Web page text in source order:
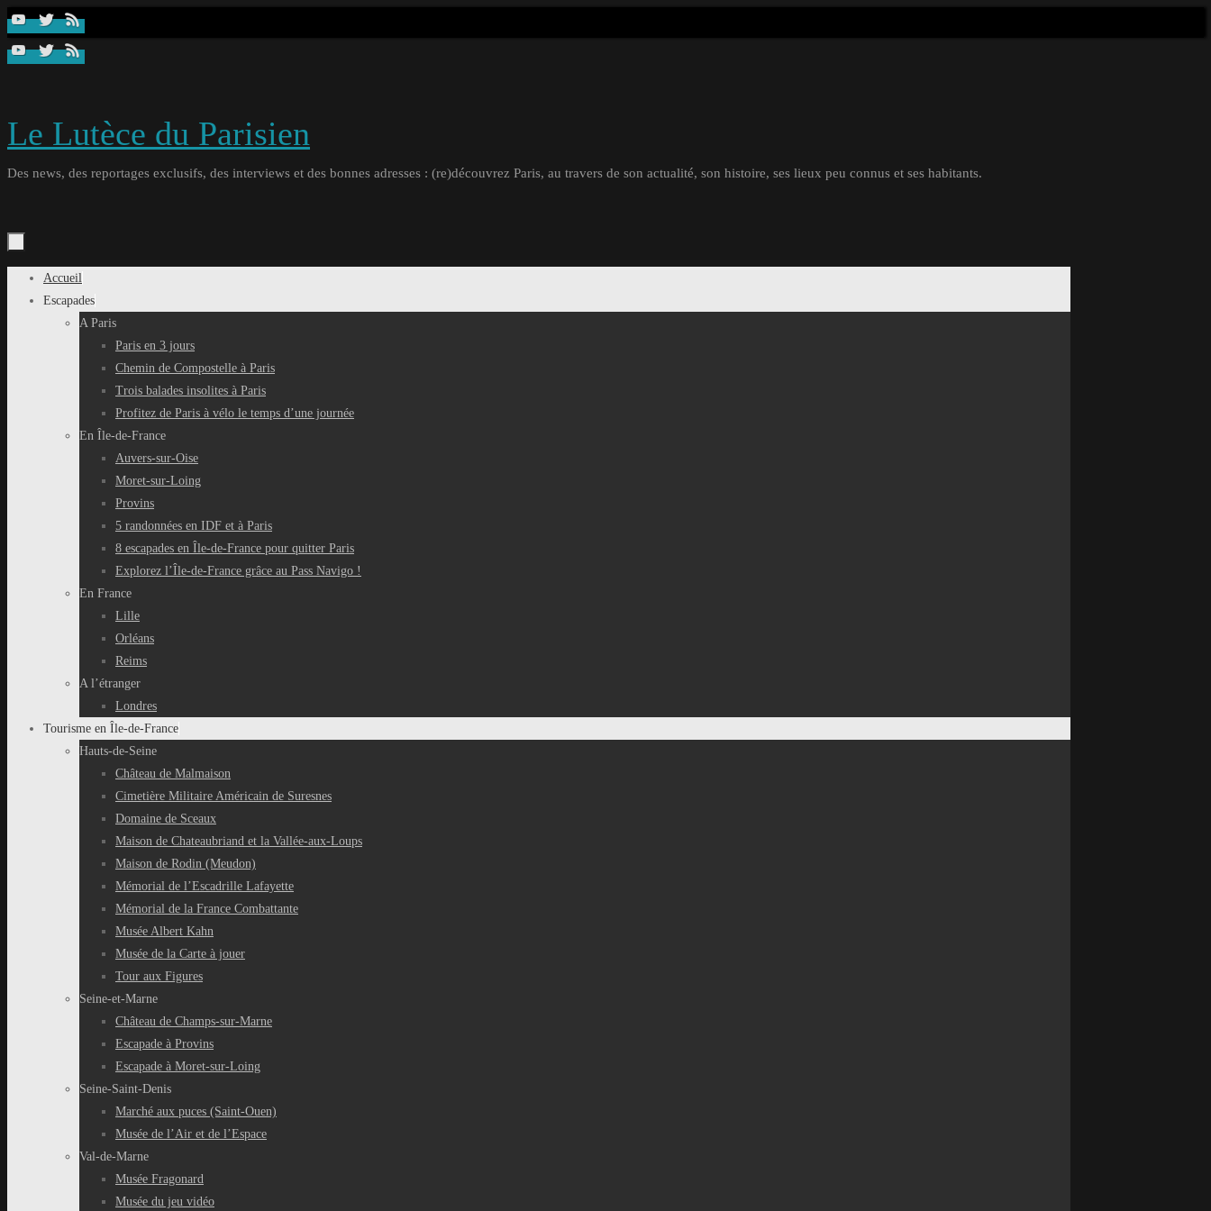
Passer
contenu
Le Lutèce du Parisien
Des news, des reportages exclusifs, des interviews et des bonnes adresses : (re)découvrez Paris, au travers de son actualité, son histoire, ses lieux peu connus et ses habitants.
Passer
Accueil
Escapades
A Paris
Paris en 3 jours
Chemin de Compostelle à Paris
Trois balades insolites à Paris
Profitez de Paris à vélo le temps d’une journée
En Île-de-France
Auvers-sur-Oise
Moret-sur-Loing
Provins
5 randonnées en IDF et à Paris
8 escapades en Île-de-France pour quitter Paris
Explorez l’Île-de-France grâce au Pass Navigo !
En France
Lille
Orléans
Reims
A l’étranger
Londres
Tourisme en Île-de-France
Hauts-de-Seine
Château de Malmaison
Cimetière Militaire Américain de Suresnes
Domaine de Sceaux
Maison de Chateaubriand et la Vallée-aux-Loups
Maison de Rodin (Meudon)
Mémorial de l’Escadrille Lafayette
Mémorial de la France Combattante
Musée Albert Kahn
Musée de la Carte à jouer
Tour aux Figures
Seine-et-Marne
Château de Champs-sur-Marne
Escapade à Provins
Escapade à Moret-sur-Loing
Seine-Saint-Denis
Marché aux puces (Saint-Ouen)
Musée de l’Air et de l’Espace
Val-de-Marne
Musée Fragonard
Musée du jeu vidéo